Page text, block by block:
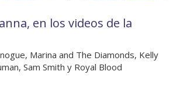
en los videos de la
Marina and The Diamonds, Kelly
Sam Smith y Royal Blood